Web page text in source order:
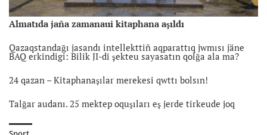
Almatıda jaña zamanaui kitaphana aşıldı
Qazaqstandağı jasandı intellekttiñ aqparattıq jwmısı jäne
BAQ erkindigi: Bilik JI-di şekteu sayasatın qolğa ala ma?
24 qazan – Kitaphanaşılar merekesi qwttı bolsın!
Talğar audanı. 25 mektep oquşıları eş jerde tirkeude joq